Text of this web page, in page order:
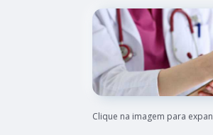
Clique na imagem para